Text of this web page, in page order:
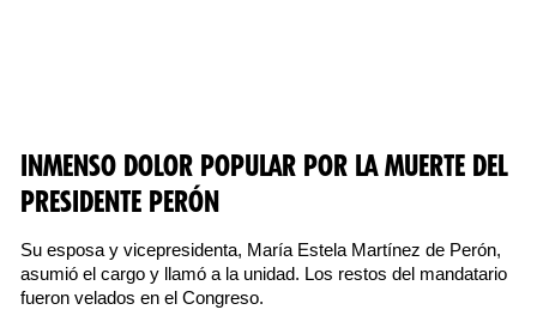
INMENSO DOLOR POPULAR POR LA MUERTE DEL
PRESIDENTE PERÓN
Su esposa y vicepresidenta, María Estela Martínez de Perón,
asumió el cargo y llamó a la unidad. Los restos del mandatario
fueron velados en el Congreso.